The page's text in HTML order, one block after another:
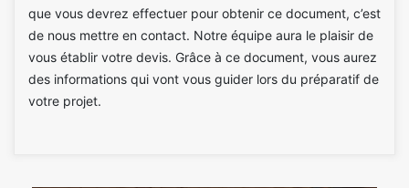
que vous devrez effectuer pour obtenir ce document, c’est
de nous mettre en contact. Notre équipe aura le plaisir de
vous établir votre devis. Grâce à ce document, vous aurez
des informations qui vont vous guider lors du préparatif de
votre projet.